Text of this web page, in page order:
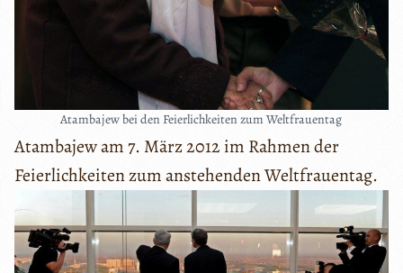
Atambajew bei den Feierlichkeiten zum Weltfrauentag
Atambajew am 7. März 2012 im Rahmen der
Feierlichkeiten zum anstehenden Weltfrauentag.